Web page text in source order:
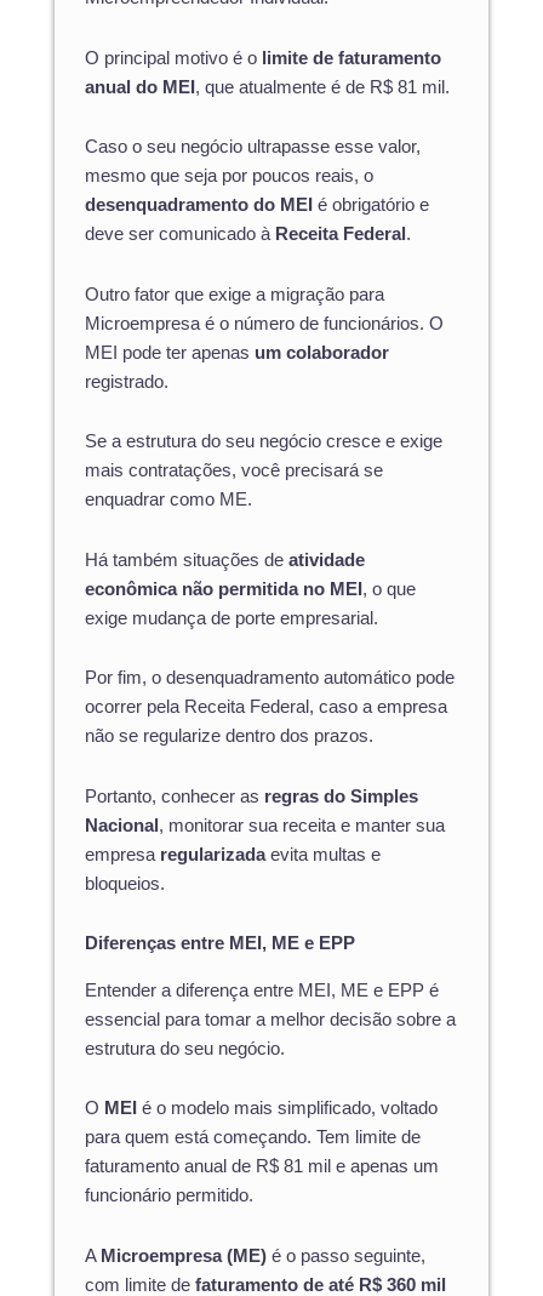
O principal motivo é o limite de faturamento
anual do MEI, que atualmente é de R$ 81 mil.
Caso o seu negócio ultrapasse esse valor,
mesmo que seja por poucos reais, o
desenquadramento do MEI é obrigatório e
deve ser comunicado à Receita Federal .
Outro fator que exige a migração para
Microempresa é o número de funcionários. O
MEI pode ter apenas um colaborador
registrado.
Se a estrutura do seu negócio cresce e exige
mais contratações, você precisará se
enquadrar como ME.
Há também situações de atividade
econômica não permitida no MEI , o que
exige mudança de porte empresarial.
Por fim, o desenquadramento automático pode
ocorrer pela Receita Federal, caso a empresa
não se regularize dentro dos prazos.
Portanto, conhecer as regras do Simples
Nacional , monitorar sua receita e manter sua
empresa regularizadaevita multas e
bloqueios.
Diferenças entre MEI, ME e EPP
Entender a diferença entre MEI, ME e EPP é
essencial para tomar a melhor decisão sobre a
estrutura do seu negócio.
O MEI é o modelo mais simplificado, voltado
para quem está começando. Tem limite de
faturamento anual de R$ 81 mil e apenas um
funcionário permitido.
A Microempresa (ME) é o passo seguinte,
com limite de faturamento de até R$ 360 mil